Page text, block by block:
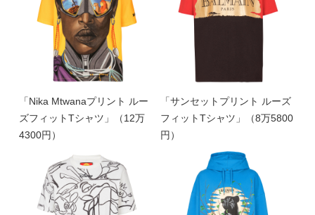
「Nika Mtwanaプリント ルー
ズフィットTシャツ」（12万
4300円）
「サンセットプリント ルーズ
フィットTシャツ」（8万5800
円）